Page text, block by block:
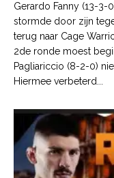
Gerardo Fanny (13-3-
stormde door zijn
terug naar Cage
2de ronde moest
Pagliariccio (8-2-0)
Hiermee verbeterd...